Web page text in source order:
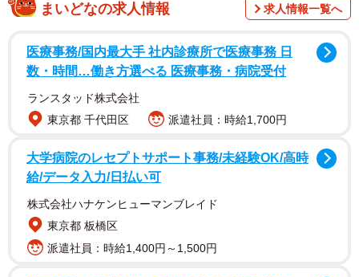
しかし、『もののけ姫』のヒロイン“サン”の声優を担当した
女優の石田ゆり子さんは、2022年8月23日放送のラジオ番
組『星野源のオールナイトニッポン』（ニッポン放送）に
て、現在も「（『もののけ姫』が）放送される度に、穴が
まいどなの求人情報 求人情報一覧へ
医療事務/国内最大手 社内診療所で医療事務 日
数・時間…働き方選べる 医療事務・病院受付
ランスタッド株式会社
東京都 千代田区
派遣社員：時給1,700円
大学病院のレセプトサポート事務/未経験OK/高時
給/データ入力/日払い可
株式会社ハナケンヒューマンブレイド
東京都 板橋区
派遣社員：時給1,400円～1,500円